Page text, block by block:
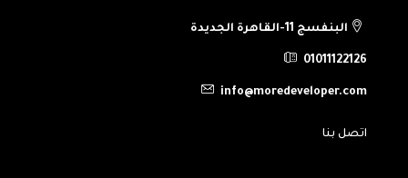
البنفسج 11-القاهرة الجديدة
01011122126
info@moredeveloper.com
اتصل بنا